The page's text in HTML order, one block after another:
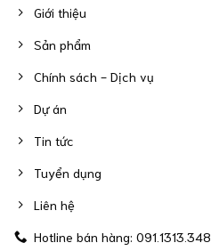
Giới thiệu
Sản phẩm
Chính sách - Dịch vụ
Dự án
Tin tức
Tuyển dụng
Liên hệ
Hotline bán hàng: 091.1313.348